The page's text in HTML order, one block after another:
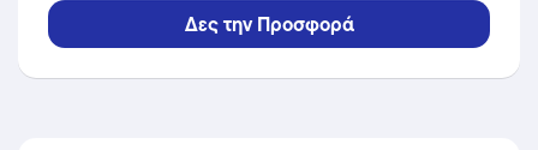
εκπτώσεις!
Δες την Προσφορά